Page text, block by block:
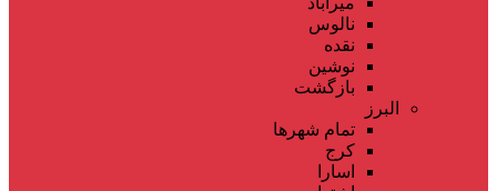
نالوس
نقده
نوشین
بازگشت
البرز
تمام شهر‌ها
کرج
اسارا